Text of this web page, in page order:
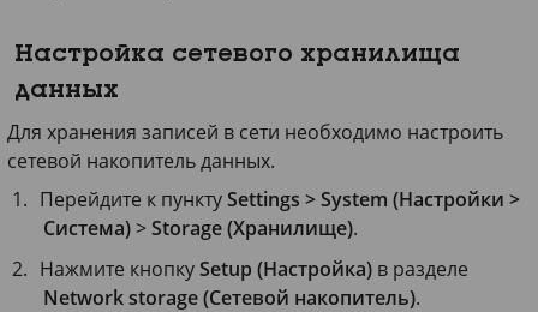
Настройка сетевого хранилища
данных
Для хранения записей в сети необходимо настроить
сетевой накопитель данных.
Перейдите к пунктуSettings > System (Настройки >
Система)>Storage (Хранилище).
Нажмите кнопкуSetup (Настройка) в разделе
Network storage (Сетевой накопитель).